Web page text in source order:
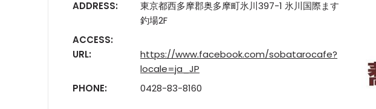
ADDRESS:
東京都西多摩郡奥多摩町氷川397-1 氷川国際ます
釣場2F
ACCESS:
URL:
https://www.facebook.com/sobatarocafe?
locale=ja_JP
PHONE:
0428-83-8160